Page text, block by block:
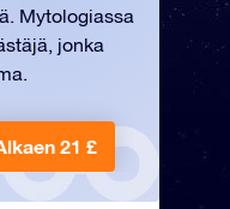
Mytologiassa
jonka
21 £